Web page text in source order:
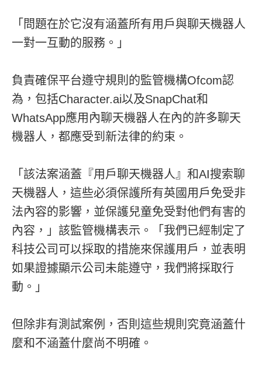
「問題在於它沒有涵蓋所有用戶與聊天機器人
一對一互動的服務。」
負責確保平台遵守規則的監管機構Ofcom認
為，包括Character.ai以及SnapChat和
WhatsApp應用內聊天機器人在內的許多聊天
機器人，都應受到新法律的約束。
「該法案涵蓋『用戶聊天機器人』和AI搜索聊
天機器人，這些必須保護所有英國用戶免受非
法內容的影響，並保護兒童免受對他們有害的
內容，」該監管機構表示。「我們已經制定了
科技公司可以採取的措施來保護用戶，並表明
如果證據顯示公司未能遵守，我們將採取行
動。」
但除非有測試案例，否則這些規則究竟涵蓋什
麼和不涵蓋什麼尚不明確。